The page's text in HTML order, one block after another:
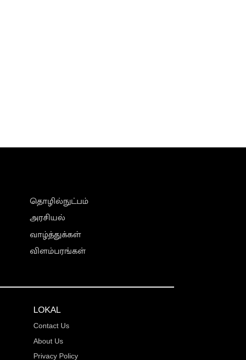
தொழில்நுட்பம்
அரசியல்
வாழ்த்துக்கள்
விளம்பரங்கள்
LOKAL
Contact Us
About Us
Privacy Policy